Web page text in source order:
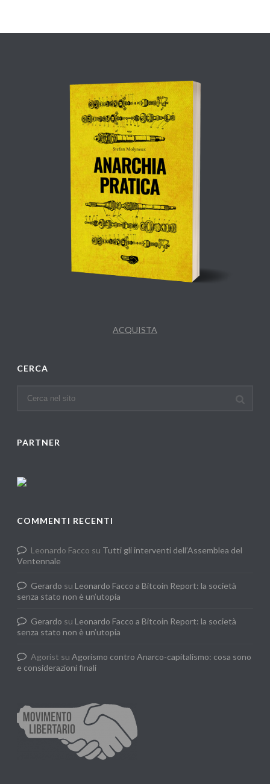
ACQUISTA
CERCA
PARTNER
COMMENTI RECENTI
Leonardo Facco su Tutti gli interventi dell’Assemblea del
Ventennale
Gerardo su Leonardo Facco a Bitcoin Report: la società
senza stato non è un’utopia
Gerardo su Leonardo Facco a Bitcoin Report: la società
senza stato non è un’utopia
Agorist suAgorismo contro Anarco-capitalismo: cosa sono
e considerazioni finali